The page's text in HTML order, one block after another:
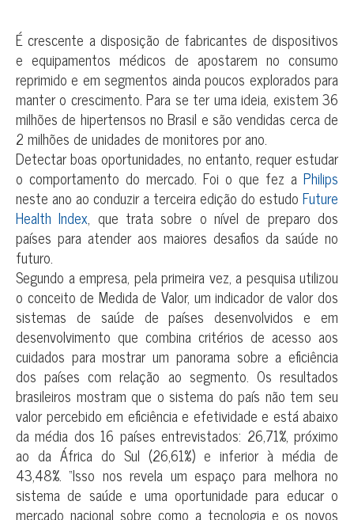
É crescente a disposição de fabricantes de dispositivos
e equipamentos médicos de apostarem no consumo
reprimido e em segmentos ainda poucos explorados para
manter o crescimento. Para se ter uma ideia, existem 36
milhões de hipertensos no Brasil e são vendidas cerca de
2 milhões de unidades de monitores por ano.
Detectar boas oportunidades, no entanto, requer estudar
o comportamento do mercado. Foi o que fez a Philips
neste ano ao conduzir a terceira edição do estudo Future
Health Index, que trata sobre o nível de preparo dos
países para atender aos maiores desafios da saúde no
futuro.
Segundo a empresa, pela primeira vez, a pesquisa utilizou
o conceito de Medida de Valor, um indicador de valor dos
sistemas de saúde de países desenvolvidos e em
desenvolvimento que combina critérios de acesso aos
cuidados para mostrar um panorama sobre a eficiência
dos países com relação ao segmento. Os resultados
brasileiros mostram que o sistema do país não tem seu
valor percebido em eficiência e efetividade e está abaixo
da média dos 16 países entrevistados: 26,71%, próximo
ao da África do Sul (26,61%) e inferior à média de
43,48%. “Isso nos revela um espaço para melhora no
sistema de saúde e uma oportunidade para educar o
mercado nacional sobre como a tecnologia e os novos